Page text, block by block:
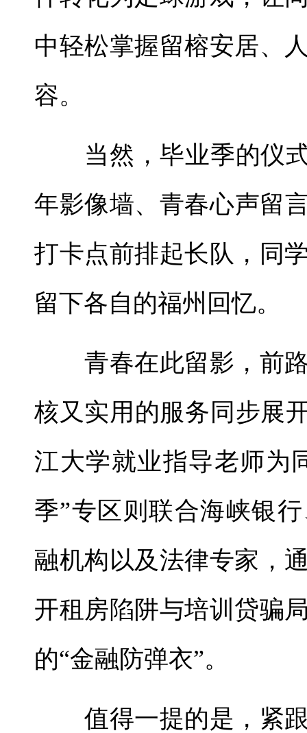
中轻松掌握留榕安居、
容。
当然，毕业季的仪式
年影像墙、青春心声留
打卡点前排起长队，同
留下各自的福州回忆。
青春在此留影，前路
核又实用的服务同步展
江大学就业指导老师为
季”专区则联合海峡银
融机构以及法律专家，
开租房陷阱与培训贷骗
的“金融防弹衣”。
值得一提的是，紧跟